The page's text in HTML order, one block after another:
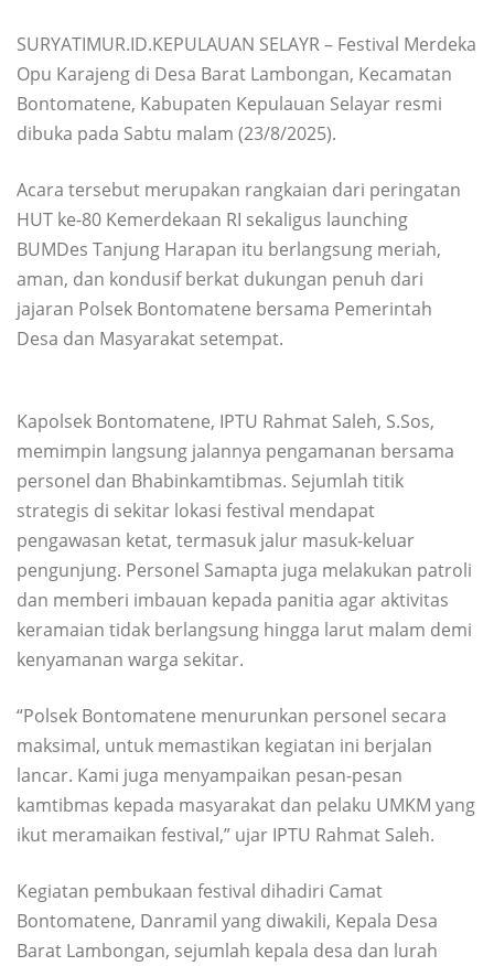
SURYATIMUR.ID.KEPULAUAN SELAYR – Festival Merdeka
Opu Karajeng di Desa Barat Lambongan, Kecamatan
Bontomatene, Kabupaten Kepulauan Selayar resmi
dibuka pada Sabtu malam (23/8/2025).
Acara tersebut merupakan rangkaian dari peringatan
HUT ke-80 Kemerdekaan RI sekaligus launching
BUMDes Tanjung Harapan itu berlangsung meriah,
aman, dan kondusif berkat dukungan penuh dari
jajaran Polsek Bontomatene bersama Pemerintah
Desa dan Masyarakat setempat.
Kapolsek Bontomatene, IPTU Rahmat Saleh, S.Sos,
memimpin langsung jalannya pengamanan bersama
personel dan Bhabinkamtibmas. Sejumlah titik
strategis di sekitar lokasi festival mendapat
pengawasan ketat, termasuk jalur masuk-keluar
pengunjung. Personel Samapta juga melakukan patroli
dan memberi imbauan kepada panitia agar aktivitas
keramaian tidak berlangsung hingga larut malam demi
kenyamanan warga sekitar.
“Polsek Bontomatene menurunkan personel secara
maksimal, untuk memastikan kegiatan ini berjalan
lancar. Kami juga menyampaikan pesan-pesan
kamtibmas kepada masyarakat dan pelaku UMKM yang
ikut meramaikan festival,” ujar IPTU Rahmat Saleh.
Kegiatan pembukaan festival dihadiri Camat
Bontomatene, Danramil yang diwakili, Kepala Desa
Barat Lambongan, sejumlah kepala desa dan lurah